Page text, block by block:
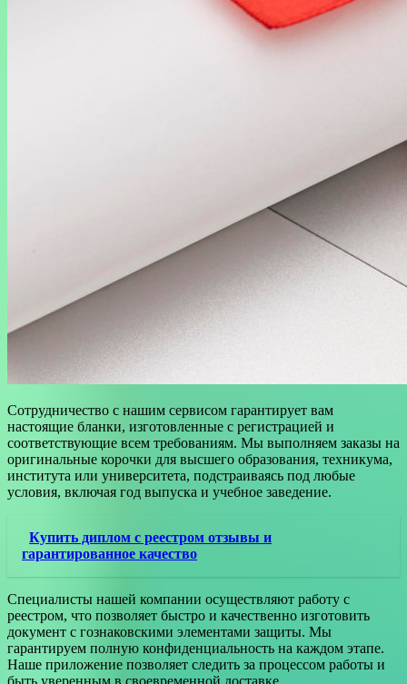
Сотрудничество с нашим сервисом гарантирует вам
настоящие бланки, изготовленные с регистрацией и
соответствующие всем требованиям. Мы выполняем заказы на
оригинальные корочки для высшего образования, техникума,
института или университета, подстраиваясь под любые
условия, включая год выпуска и учебное заведение.
Купить диплом с реестром отзывы и
гарантированное качество
Специалисты нашей компании осуществляют работу с
реестром, что позволяет быстро и качественно изготовить
документ с гознаковскими элементами защиты. Мы
гарантируем полную конфиденциальность на каждом этапе.
Наше приложение позволяет следить за процессом работы и
быть уверенным в своевременной доставке.